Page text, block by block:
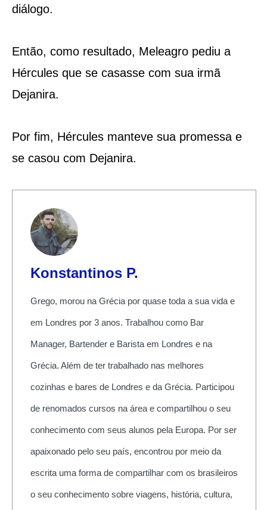
diálogo.
Então, como resultado, Meleagro pediu a
Hércules que se casasse com sua irmã
Dejanira.
Por fim, Hércules manteve sua promessa e
se casou com Dejanira.
Konstantinos P.
Grego, morou na Grécia por quase toda a sua vida e
em Londres por 3 anos. Trabalhou como Bar
Manager, Bartender e Barista em Londres e na
Grécia. Além de ter trabalhado nas melhores
cozinhas e bares de Londres e da Grécia. Participou
de renomados cursos na área e compartilhou o seu
conhecimento com seus alunos pela Europa. Por ser
apaixonado pelo seu país, encontrou por meio da
escrita uma forma de compartilhar com os brasileiros
o seu conhecimento sobre viagens, história, cultura,